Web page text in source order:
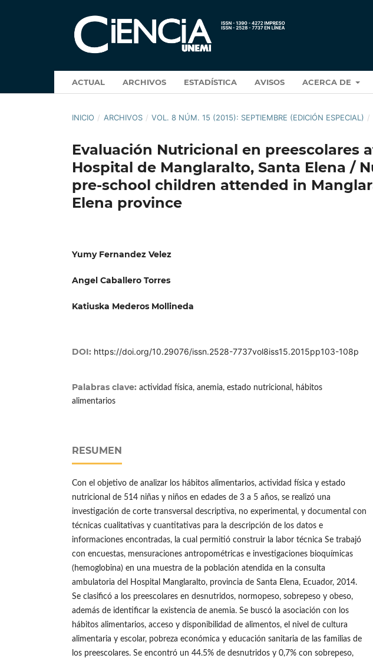
ACTUAL ARCHIVOS ESTADÍSTICA AVISOS ACERCA DE
INICIO / ARCHIVOS / VOL. 8 NÚM. 15 (2015): SEPTIEMBRE (EDICIÓN ESPECIAL) /
Evaluación Nutricional en preescolares
Hospital de Manglaralto, Santa Elena /
pre-school children attended in
Elena province
Yumy Fernandez Velez
Angel Caballero Torres
Katiuska Mederos Mollineda
DOI: https://doi.org/10.29076/issn.2528-7737vol8iss15.2015pp103-108p
Palabras clave: actividad física, anemia, estado nutricional, hábitos
alimentarios
RESUMEN
Con el objetivo de analizar los hábitos alimentarios, actividad física y estado
nutricional de 514 niñas y niños en edades de 3 a 5 años, se realizó una
investigación de corte transversal descriptiva, no experimental, y documental con
técnicas cualitativas y cuantitativas para la descripción de los datos e
informaciones encontradas, la cual permitió construir la labor técnica Se trabajó
con encuestas, mensuraciones antropométricas e investigaciones bioquímicas
(hemoglobina) en una muestra de la población atendida en la consulta
ambulatoria del Hospital Manglaralto, provincia de Santa Elena, Ecuador, 2014.
Se clasificó a los preescolares en desnutridos, normopeso, sobrepeso y obeso,
además de identificar la existencia de anemia. Se buscó la asociación con los
hábitos alimentarios, acceso y disponibilidad de alimentos, el nivel de cultura
alimentaria y escolar, pobreza económica y educación sanitaria de las familias de
los preescolares. Se encontró un 44.5% de desnutridos y 0,7% con sobrepeso,